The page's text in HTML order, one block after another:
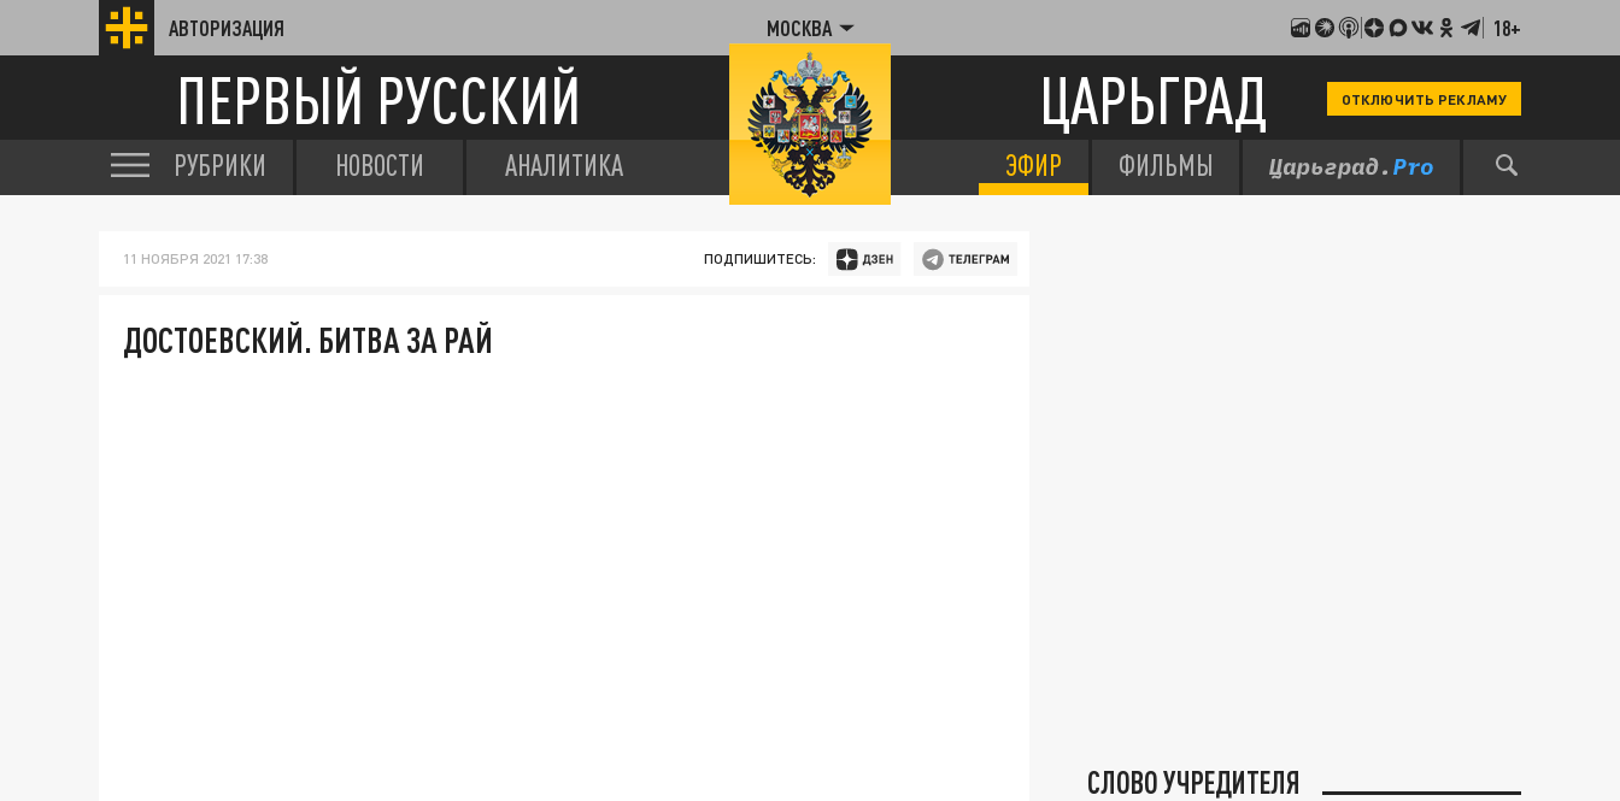
АВТОРИЗАЦИЯ МОСКВА 18+
ПЕРВЫЙ РУССКИЙ ЦАРЬГРАД ОТКЛЮЧИТЬ РЕКЛАМУ
РУБРИКИ НОВОСТИ АНАЛИТИКА ЭФИР ФИЛЬМЫ
11 НОЯБРЯ 2021 17:38 ПОДПИШИТЕСЬ:
ДОСТОЕВСКИЙ. БИТВА ЗА РАЙ
СЛОВО УЧРЕДИТЕЛЯ